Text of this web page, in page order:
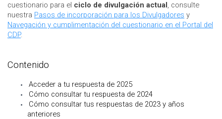
cuestionario para el ciclo de divulgación actual, consulte
nuestra Pasos de incorporación para los Divulgadores y
Navegación y cumplimentación del cuestionario en el Portal del
CDP.
Contenido
Acceder a tu respuesta de 2025
Cómo consultar tu respuesta de 2024
Cómo consultar tus respuestas de 2023 y años
anteriores